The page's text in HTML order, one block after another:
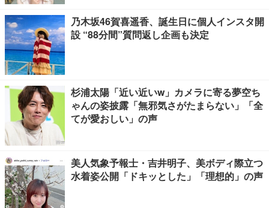
乃木坂46賀喜遥香、誕生日に個人インスタ開
設 “88分間”質問返し企画も決定
杉浦太陽「近い近いw」カメラに寄る夢空ち
ゃんの姿披露「無邪気さがたまらない」「全
てが愛おしい」の声
美人気象予報士・吉井明子、美ボディ際立つ
水着姿公開「ドキッとした」「理想的」の声